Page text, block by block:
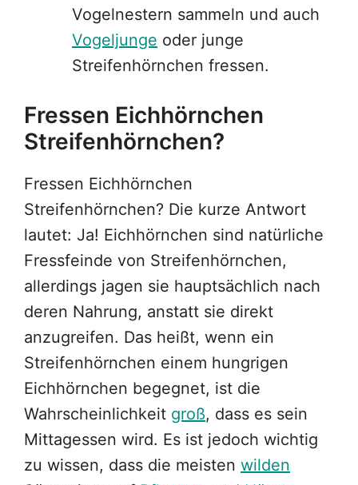
Vogelnestern sammeln und auch
Vogeljunge oder junge
Streifenhörnchen fressen.
Fressen Eichhörnchen
Streifenhörnchen?
Fressen Eichhörnchen
Streifenhörnchen? Die kurze Antwort
lautet: Ja! Eichhörnchen sind natürliche
Fressfeinde von Streifenhörnchen,
allerdings jagen sie hauptsächlich nach
deren Nahrung, anstatt sie direkt
anzugreifen. Das heißt, wenn ein
Streifenhörnchen einem hungrigen
Eichhörnchen begegnet, ist die
Wahrscheinlichkeit groß, dass es sein
Mittagessen wird. Es ist jedoch wichtig
zu wissen, dass die meisten wilden